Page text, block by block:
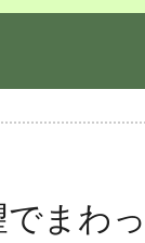
でまわ